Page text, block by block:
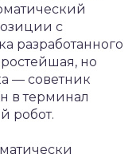
с
разработанного
но
— советник
в терминал
робот.